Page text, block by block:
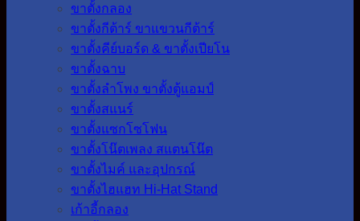
ขาตั้งกลอง
ขาตั้งกีต้าร์ ขาแขวนกีต้าร์
ขาตั้งคีย์บอร์ด & ขาตั้งเปียโน
ขาตั้งฉาบ
ขาตั้งลำโพง ขาตั้งตู้แอมป์
ขาตั้งสแนร์
ขาตั้งแซกโซโฟน
ขาตั้งโน๊ตเพลง สแตนโน๊ต
ขาตั้งไมค์ และอุปกรณ์
ขาตั้งไฮแฮท Hi-Hat Stand
เก้าอี้กลอง